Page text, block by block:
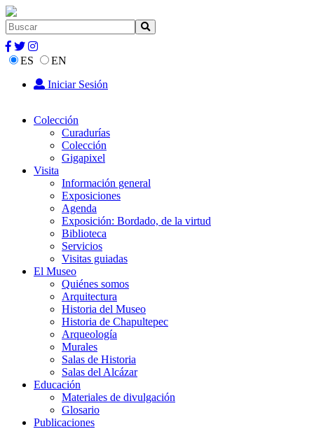
ES
EN
Iniciar Sesión
Colección
Curadurías
Colección
Gigapixel
Visita
Información general
Exposiciones
Agenda
Exposición: Bordado, de la virtud
Biblioteca
Servicios
Visitas guiadas
El Museo
Quiénes somos
Arquitectura
Historia del Museo
Historia de Chapultepec
Arqueología
Murales
Salas de Historia
Salas del Alcázar
Educación
Materiales de divulgación
Glosario
Publicaciones